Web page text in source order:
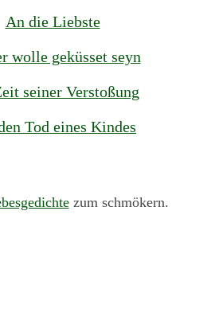
An die Liebste
wolle geküsset seyn
seiner Verstoßung
Tod eines Kindes
zum schmökern.